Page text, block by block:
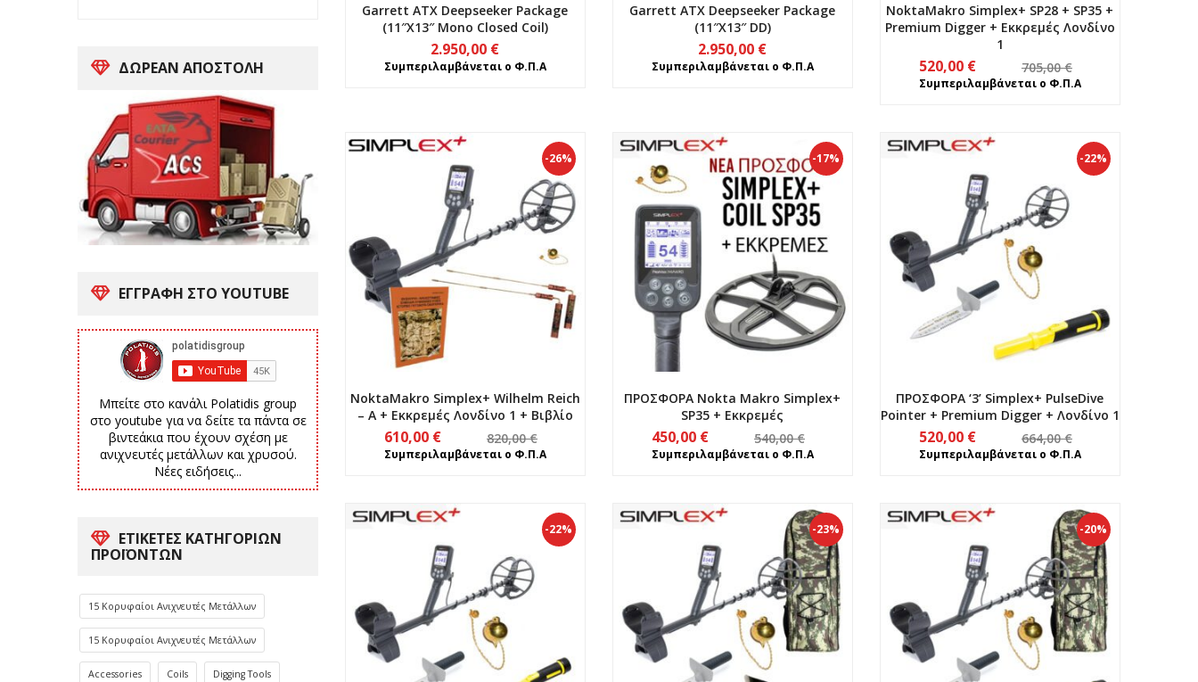
ΔΩΡΕΑΝ ΑΠΟΣΤΟΛΗ
ΕΓΓΡΑΦΗ ΣΤΟ YOUTUBE
Μπείτε στο κανάλι Polatidis group
στο youtube για να δείτε τα πάντα σε
βιντεάκια που έχουν σχέση με
ανιχνευτές μετάλλων και χρυσού.
Νέες ειδήσεις...
ΕΤΙΚΈΤΕΣ ΚΑΤΗΓΟΡΙΏΝ
ΠΡΟΪΌΝΤΩΝ
15 Κορυφαίοι Ανιχνευτές Μετάλλων
15 Κορυφαίοι Ανιχνευτές Μετάλλων
Accessories Coils Digging Tools
Garrett ATX Deepseeker Package
(11″x13″ Mono Closed Coil)
2.950,00 €
Συμπεριλαμβάνεται ο Φ.Π.Α
Garrett ATX Deepseeker Package
(11″x13″ DD)
2.950,00 €
Συμπεριλαμβάνεται ο Φ.Π.Α
NoktaMakro Simplex+ SP28 + SP35 +
Premium Digger + Εκκρεμές Λονδίνο
1
705,00€
Original
price
520,00 €
τρέχουσα
520,00 €.
Συμπεριλαμβάνεται ο Φ.Π.Α
-26%
NoktaMakro Simplex+ Wilhelm Reich
– A + Εκκρεμές Λονδίνο 1 + Βιβλίο
820,00€
Original
price
610,00 €
τρέχουσα
610,00 €.
Συμπεριλαμβάνεται ο Φ.Π.Α
-17%
ΠΡΟΣΦΟΡΑ Nokta Makro Simplex+
SP35 + Εκκρεμές
540,00€
Original
price
450,00 €
τρέχουσα
450,00 €.
Συμπεριλαμβάνεται ο Φ.Π.Α
-22%
ΠΡΟΣΦΟΡΑ ‘3’ Simplex+ PulseDive
Pointer + Premium Digger + Λονδίνο 1
664,00€
Original
price
520,00 €
τρέχουσα
520,00 €.
Συμπεριλαμβάνεται ο Φ.Π.Α
-22% -23% -20%